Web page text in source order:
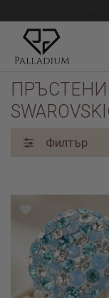
Паладиум / Пръстени
Филтър